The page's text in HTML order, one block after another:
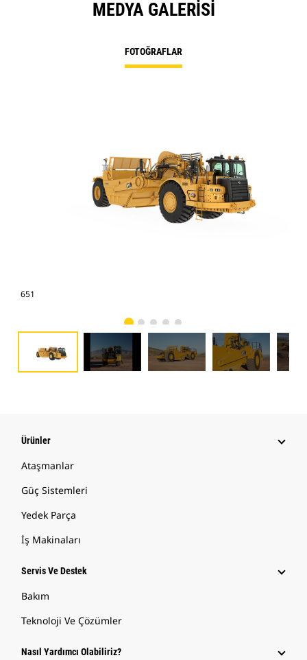
MEDYA GALERISI
FOTOĞRAFLAR
651
Ürünler
Ataşmanlar
Güç Sistemleri
Yedek Parça
İş Makinaları
Servis Ve Destek
Bakım
Teknoloji Ve Çözümler
Nasıl Yardımcı Olabiliriz?